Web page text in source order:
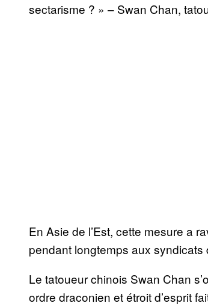
sectarisme ? » – Swan Chan,
En Asie de l’Est, cette mesure a
pendant longtemps aux syndicats
Le tatoueur chinois Swan Chan
ordre draconien et étroit d’esprit